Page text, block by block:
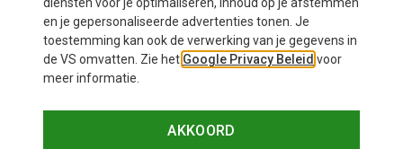
en je gepersonaliseerde advertenties tonen. Je
toestemming kan ook de verwerking van je gegevens in
de VS omvatten. Zie het Google Privacy Beleid voor
meer informatie.
AKKOORD